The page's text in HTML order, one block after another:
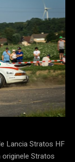
Lancia Stratos HF
originele Stratos